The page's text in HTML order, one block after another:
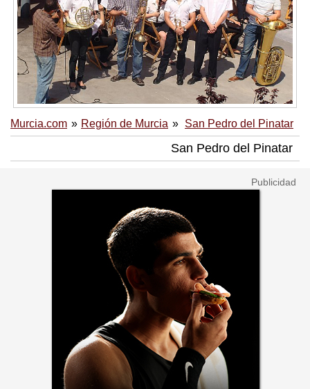
Murcia.com Región de Murcia San Pedro del Pinatar
San Pedro del Pinatar